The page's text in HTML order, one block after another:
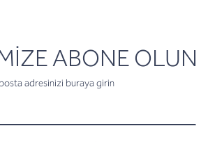
ABONE OLUN
adresinizi buraya girin
newsletter